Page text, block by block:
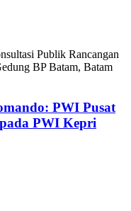
Publik Rancangan
BP Batam, Batam
PWI Pusat
PWI Kepri